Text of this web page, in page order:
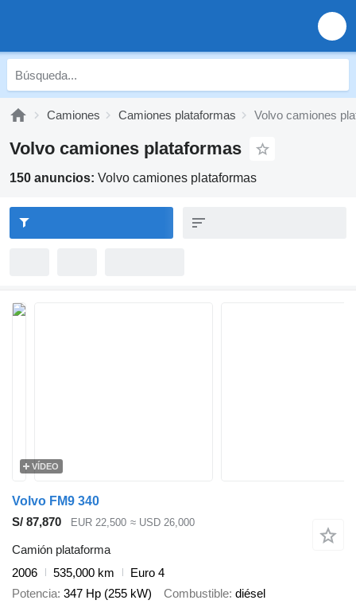
Camiones Camiones plataformas Volvo camiones
Volvo camiones plataformas
150 anuncios: Volvo camiones plataformas
VÍDEO
Volvo FM9 340
S/ 87,870
EUR 22,500 ≈ USD 26,000
Camión plataforma
2006
535,000 km
Euro 4
Potencia 347 Hp (255 kW) Combustible diésel